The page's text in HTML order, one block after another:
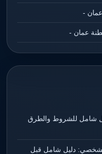
-
عمان -
شامل للشروط والطرق
دليل شامل قبل